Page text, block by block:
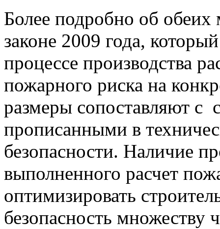
Более подробно об
законе 2009 года,
процессе производства
пожарного риска на
размеры сопоставляют
прописанными в
безопасности. Наличие
выполненного расчет
оптимизировать
безопасность множеству